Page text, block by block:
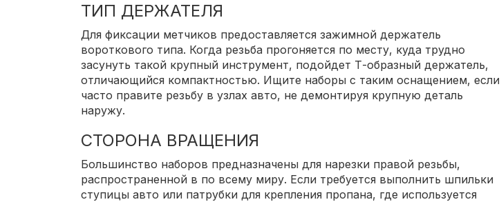
ТИП ДЕРЖАТЕЛЯ
Для фиксации метчиков предоставляется зажимной держатель
вороткового типа. Когда резьба прогоняется по месту, куда трудно
засунуть такой крупный инструмент, подойдет Т-образный держатель,
отличающийся компактностью. Ищите наборы с таким оснащением, если
часто правите резьбу в узлах авто, не демонтируя крупную деталь
наружу.
СТОРОНА ВРАЩЕНИЯ
Большинство наборов предназначены для нарезки правой резьбы,
распространенной в по всему миру. Если требуется выполнить шпильки
ступицы авто или патрубки для крепления пропана, где используется